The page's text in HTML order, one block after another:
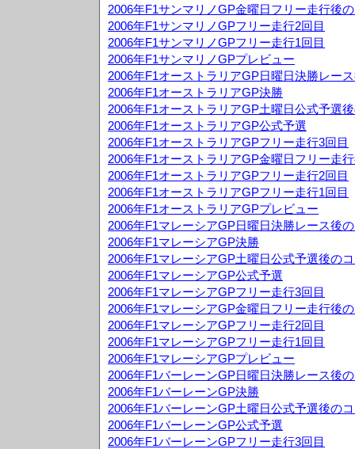
2006年F1サンマリノGP金曜日フリー走行後
2006年F1サンマリノGPフリー走行2回目
2006年F1サンマリノGPフリー走行1回目
2006年F1サンマリノGPプレビュー
2006年F1オーストラリアGP日曜日決勝レー
2006年F1オーストラリアGP決勝
2006年F1オーストラリアGP土曜日公式予選
2006年F1オーストラリアGP公式予選
2006年F1オーストラリアGPフリー走行3回目
2006年F1オーストラリアGP金曜日フリー走
2006年F1オーストラリアGPフリー走行2回目
2006年F1オーストラリアGPフリー走行1回目
2006年F1オーストラリアGPプレビュー
2006年F1マレーシアGP日曜日決勝レース後
2006年F1マレーシアGP決勝
2006年F1マレーシアGP土曜日公式予選後の
2006年F1マレーシアGP公式予選
2006年F1マレーシアGPフリー走行3回目
2006年F1マレーシアGP金曜日フリー走行後
2006年F1マレーシアGPフリー走行2回目
2006年F1マレーシアGPフリー走行1回目
2006年F1マレーシアGPプレビュー
2006年F1バーレーンGP日曜日決勝レース後
2006年F1バーレーンGP決勝
2006年F1バーレーンGP土曜日公式予選後の
2006年F1バーレーンGP公式予選
2006年F1バーレーンGPフリー走行3回目